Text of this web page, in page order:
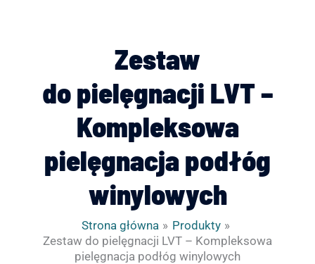
Zestaw
do pielęgnacji LVT –
Kompleksowa
pielęgnacja podłóg
winylowych
Strona główna
Produkty
Zestaw do pielęgnacji LVT – Kompleksowa
pielęgnacja podłóg winylowych